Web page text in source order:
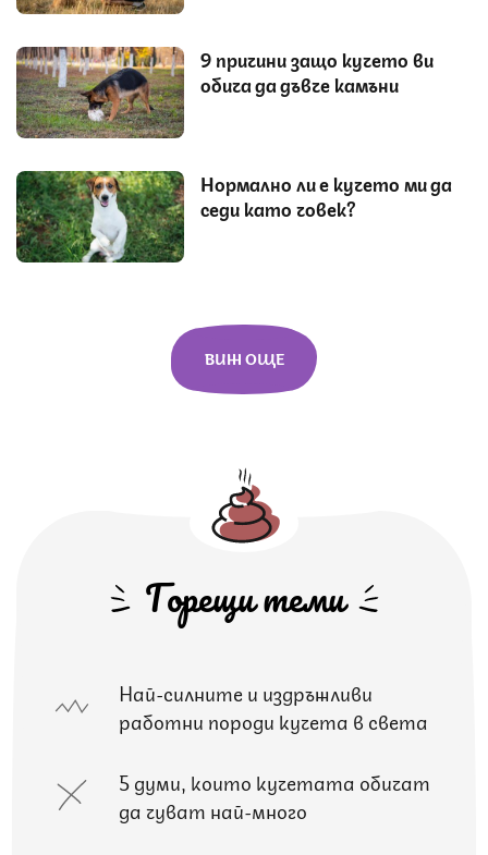
9 причини защо кучето ви
обича да дъвче камъни
Нормално ли е кучето ми да
седи като човек?
ВИЖ ОЩЕ
Горещи теми
Най-силните и издръжливи
работни породи кучета в света
5 думи, които кучетата обичат
да чуват най-много